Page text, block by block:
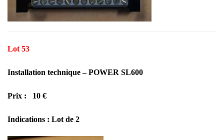
Lot 53
Installation technique – POWER SL600
Prix : 10 €
Indications : Lot de 2